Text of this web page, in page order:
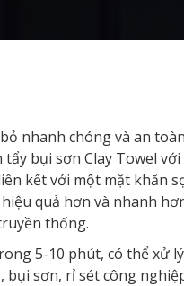
nhanh chóng và an
tẩy bụi sơn Clay Towel
kết với một mặt khăn
quả hơn và nhanh
thống.
5-10 phút, có thể xử
bụi sơn, rỉ sét công